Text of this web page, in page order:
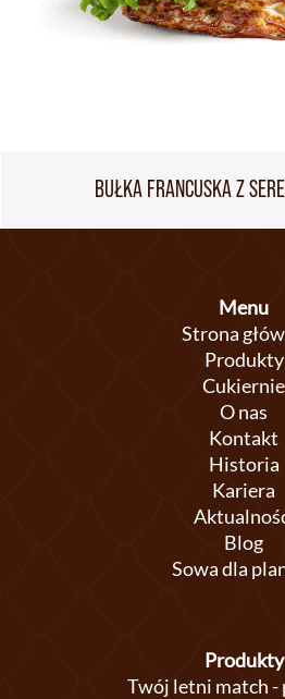
BUŁKA FRANCUSKA Z
Menu
Strona
Produkty
Cukiernie
O nas
Kontakt
Historia
Kariera
Blog
Sowa dla
Produkty
Twój letni match